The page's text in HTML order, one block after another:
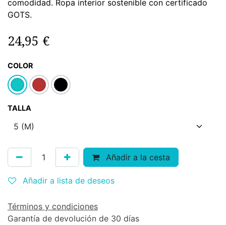
comodidad. Ropa interior sostenible con certificado
GOTS.
24,95 €
COLOR
TALLA
Añadir a la cesta
Añadir a lista de deseos
Términos y condiciones
Garantía de devolución de 30 días